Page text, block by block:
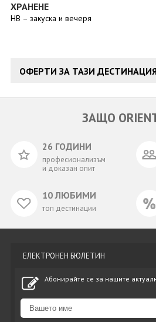
ХРАНЕНЕ
HB – закуска и вечеря
ОФЕРТИ ЗА ТАЗИ
ЗАЩО
26 ГОДИНИ
професионализъм
и доказан опит
10 ЛЮБИМИ
топ дестинации
ЕЛЕКТРОНЕН БЮЛЕТИН
Абонирайте се за нашите